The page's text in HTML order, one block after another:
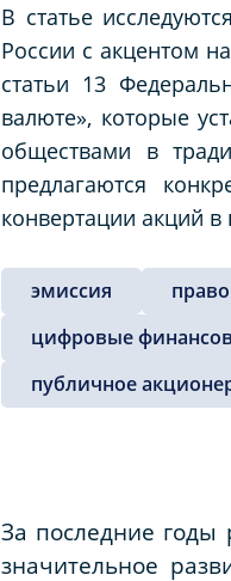
В статье
России с акцентом
статьи 13
валюте», которые
обществами в
предлагаются
конвертации акций
эмиссия
цифровые
публичное
За последние
значительное